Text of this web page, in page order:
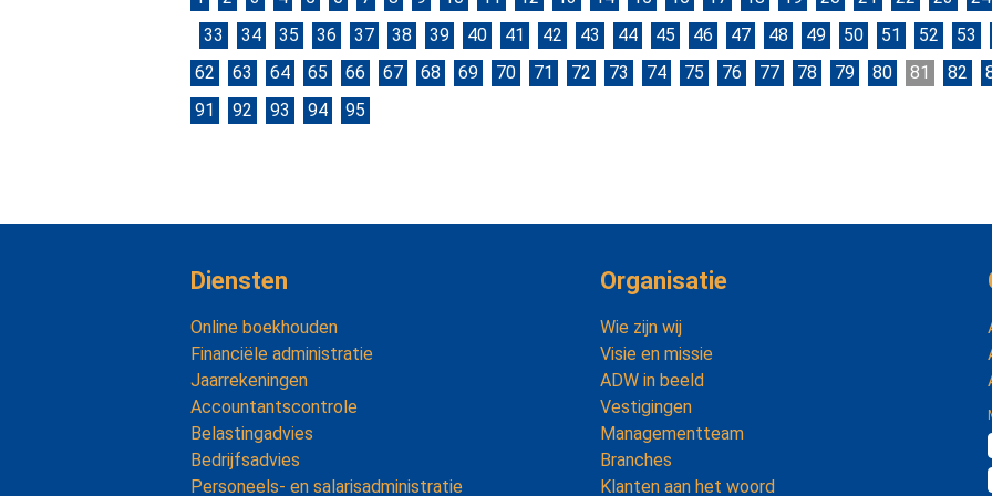
33
34 35 36 37 38 39 40 41 42 43 44 45 46 47 48 49 50 51 52
53
62
63 64 65 66 67 68 69 70 71 72 73 74 75 76 77 78 79 80 81 82
91
92 93 94 95
Diensten
Online boekhouden
Financiële administratie
Jaarrekeningen
Accountantscontrole
Belastingadvies
Bedrijfsadvies
Personeels- en salarisadministratie
Organisatie
Wie zijn wij
Visie en missie
ADW in beeld
Vestigingen
Managementteam
Branches
Klanten aan het woord